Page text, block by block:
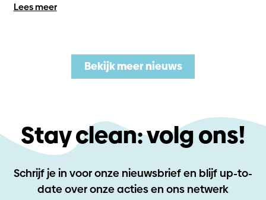
Lees meer
Bekijk meer nieuws
Stay clean: volg ons!
Schrijf je in voor onze nieuwsbrief en blijf up-to-
dateover onze acties en ons netwerk